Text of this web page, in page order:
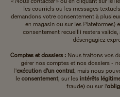
les courriels ou les messages
demandons votre consentement à
en magasin ou sur les Plateformes)
consentement recueilli restera
désengagiez
Comptes et dossiers : Nous traitons vos
gérer nos comptes et nos dossiers -
l'exécution d'un contrat, mais nous
leconsentement, sur les intérêts
fraude) ou sur l'